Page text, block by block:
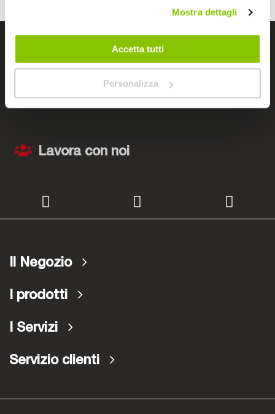
Mostra dettagli
Accetta tutti
Personalizza
I negozi Bep's
Cerchiamo immobili
Lavora con noi
Il Negozio
I prodotti
I Servizi
Servizio clienti